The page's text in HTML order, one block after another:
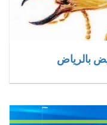
بالرياض